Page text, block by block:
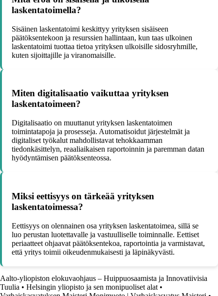
laskentatoimella?
Sisäinen laskentatoimi keskittyy yrityksen sisäiseen
päätöksentekoon ja resurssien hallintaan, kun taas ulkoinen
laskentatoimi tuottaa tietoa yrityksen ulkoisille sidosryhmille,
kuten sijoittajille ja viranomaisille.
Miten digitalisaatio vaikuttaa yrityksen
laskentatoimeen?
Digitalisaatio on muuttanut yrityksen laskentatoimen
toimintatapoja ja prosesseja. Automatisoidut järjestelmät ja
digitaliset työkalut mahdollistavat tehokkaamman
tiedonkäsittelyn, reaaliaikaisen raportoinnin ja paremman datan
hyödyntämisen päätöksenteossa.
Miksi eettisyys on tärkeää yrityksen
laskentatoimessa?
Eettisyys on olennainen osa yrityksen laskentatoimea, sillä se
luo perustan luotettavalle ja vastuulliselle toiminnalle. Eettiset
periaatteet ohjaavat päätöksentekoa, raportointia ja varmistavat,
että yritys toimii oikeudenmukaisesti ja läpinäkyvästi.
Aalto-yliopiston elokuvaohjaus – Huippuosaamista ja Innovatiivisia
Tuulia • Helsingin yliopisto ja sen monipuoliset alat •